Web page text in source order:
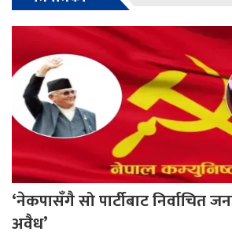
‘नेकपासँगै सो पार्टीबाट निर्वाचित
अवैध’